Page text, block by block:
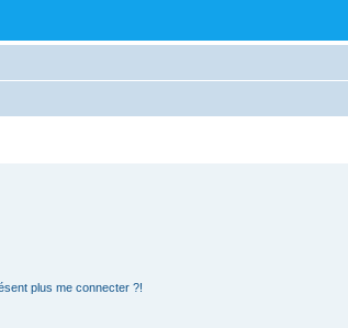
plus me connecter ?!